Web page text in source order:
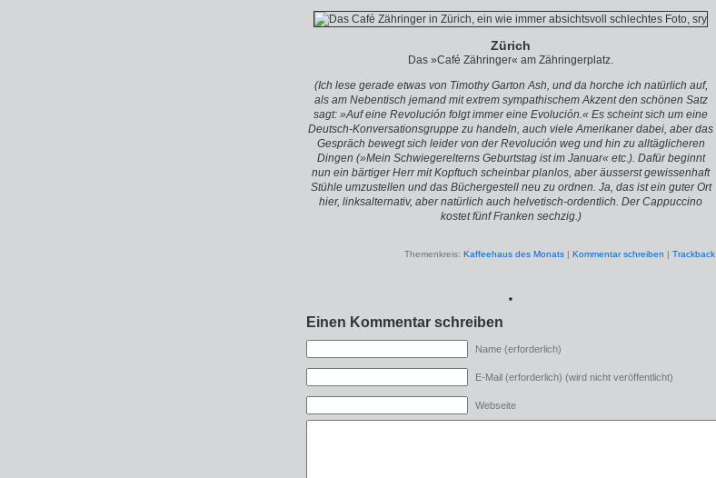
Zürich
Das »Café Zähringer« am Zähringerplatz.
(Ich lese gerade etwas von Timothy Garton Ash, und da horche ich natürlich auf,
als am Nebentisch jemand mit extrem sympathischem Akzent den schönen Satz
sagt: »Auf eine Revolución folgt immer eine Evolución.« Es scheint sich um eine
Deutsch-Konversationsgruppe zu handeln, auch viele Amerikaner dabei, aber das
Gespräch bewegt sich leider von der Revolución weg und hin zu alltäglicheren
Dingen (»Mein Schwiegerelterns Geburtstag ist im Januar« etc.). Dafür beginnt
nun ein bärtiger Herr mit Kopftuch scheinbar planlos, aber äusserst gewissenhaft
Stühle umzustellen und das Büchergestell neu zu ordnen. Ja, das ist ein guter Ort
hier, linksalternativ, aber natürlich auch helvetisch-ordentlich. Der Cappuccino
kostet fünf Franken sechzig.)
Themenkreis: Kaffeehaus des Monats | Kommentar schreiben | Trackback
*
Einen Kommentar schreiben
Name (erforderlich)
E-Mail (erforderlich) (wird nicht veröffentlicht)
Webseite